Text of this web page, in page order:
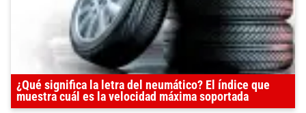
¿Qué significa la letra del neumático? El índice que
muestra cuál es la velocidad máxima soportada